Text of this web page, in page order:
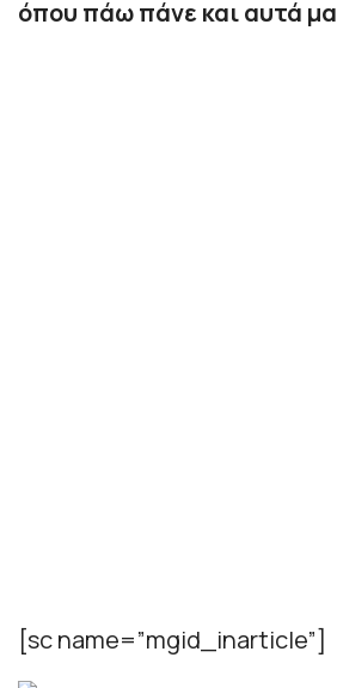
όπου πάω πάνε και αυτά
[sc name=”mgid_inarticle”]